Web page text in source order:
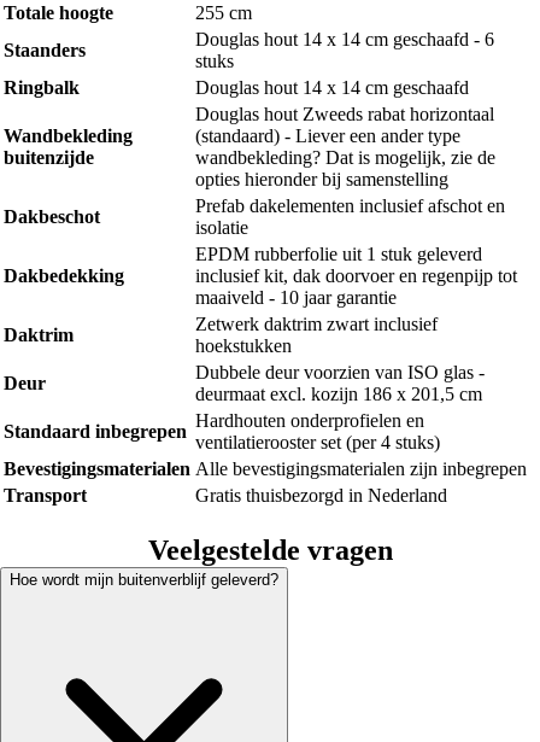
Totale hoogte
255 cm
Staanders
Douglas hout 14 x 14 cm geschaafd - 6
stuks
Ringbalk
Douglas hout 14 x 14 cm geschaafd
Wandbekleding
buitenzijde
Douglas hout Zweeds rabat horizontaal
(standaard) - Liever een ander type
wandbekleding? Dat is mogelijk, zie de
opties hieronder bij samenstelling
Dakbeschot
Prefab dakelementen inclusief afschot en
isolatie
Dakbedekking
EPDM rubberfolie uit 1 stuk geleverd
inclusief kit, dak doorvoer en regenpijp tot
maaiveld - 10 jaar garantie
Daktrim
Zetwerk daktrim zwart inclusief
hoekstukken
Deur
Dubbele deur voorzien van ISO glas -
deurmaat excl. kozijn 186 x 201,5 cm
Standaard inbegrepen
Hardhouten onderprofielen en
ventilatierooster set (per 4 stuks)
Bevestigingsmaterialen Alle bevestigingsmaterialen zijn inbegrepen
Transport
Gratis thuisbezorgd in Nederland
Veelgestelde vragen
Hoe wordt mijn buitenverblijf geleverd?